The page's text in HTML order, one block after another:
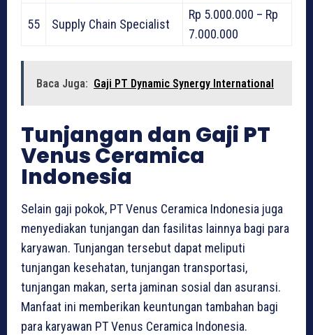
55 Supply Chain Specialist
Rp 5.000.000 – Rp
7.000.000
Baca Juga: Gaji PT Dynamic Synergy International
Tunjangan dan Gaji PT
Venus Ceramica
Indonesia
Selain gaji pokok, PT Venus Ceramica Indonesia juga
menyediakan tunjangan dan fasilitas lainnya bagi para
karyawan. Tunjangan tersebut dapat meliputi
tunjangan kesehatan, tunjangan transportasi,
tunjangan makan, serta jaminan sosial dan asuransi.
Manfaat ini memberikan keuntungan tambahan bagi
para karyawan PT Venus Ceramica Indonesia.